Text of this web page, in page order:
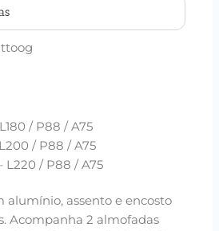
/ P88 / A75
/ P88 / A75
L220 / P88 / A75
alumínio, assento e encosto
Acompanha 2 almofadas